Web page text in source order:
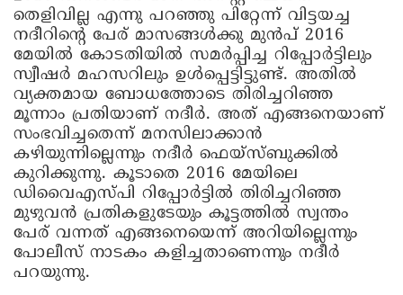
തെളിവില്ല എന്നു പറഞ്ഞു പിറ്റേന്ന് വിട്ടയച്ച
നദീറിന്റെ പേര് മാസങ്ങള്‍ക്കു മുന്‍പ് 2016
മേയില്‍ കോടതിയില്‍ സമര്‍പ്പിച്ച റിപ്പോര്‍ട്ടിലും
സ്വീഷര്‍ മഹസറിലും ഉള്‍പ്പെട്ടിട്ടുണ്ട്. അതില്‍
വ്യക്തമായ ബോധത്തോടെ തിരിച്ചറിഞ്ഞ
മൂന്നാം പ്രതിയാണ് നദീര്‍. അത് എങ്ങനെയാണ്
സംഭവിച്ചതെന്ന് മനസിലാക്കാന്‍
കഴിയുന്നില്ലെന്നും നദീര്‍ ഫെയ്സ്ബുക്കില്‍
കുറിക്കുന്നു. കൂടാതെ 2016 മേയിലെ
ഡിവൈഎസ്പി റിപ്പോര്‍ട്ടില്‍ തിരിച്ചറിഞ്ഞ
മുഴുവന്‍ പ്രതികളുടേയും കൂട്ടത്തില്‍ സ്വന്തം
പേര് വന്നത് എങ്ങനെയെന്ന് അറിയില്ലെന്നും
പോലീസ് നാടകം കളിച്ചതാണെന്നും നദീര്‍
പറയുന്നു.